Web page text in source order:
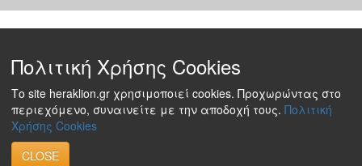
Πολιτική Χρήσης Cookies
Το site heraklion.gr χρησιμοποιεί cookies. Προχωρώντας στο
περιεχόμενο, συναινείτε με την αποδοχή τους. Πολιτική
Χρήσης Cookies
CLOSE